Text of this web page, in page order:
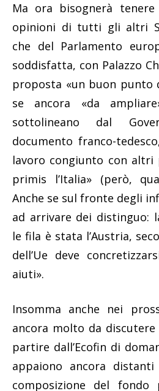
Ma ora bisognerà
opinioni di tutti gli altri
che del Parlamento
soddisfatta, con Palazzo
proposta «un buon punto
se ancora «da
sottolineano dal
documento franco-
lavoro congiunto con
primis l’Italia» (però,
Anche se sul fronte degli
ad arrivare dei distinguo:
le fila è stata l’Austria,
dell’Ue deve
aiuti».
Insomma anche nei
ancora molto da
partire dall’Ecofin di
appaiono ancora distanti
composizione del